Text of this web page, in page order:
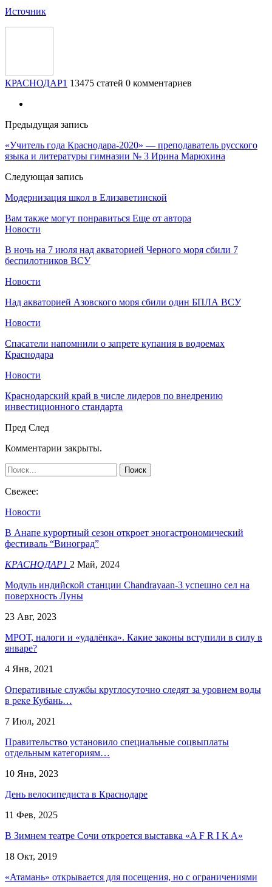
Источник
КРАСНОДАР1 13475 статей 0 комментариев
Предыдущая запись
«Учитель года Краснодара-2020» — преподаватель русского
языка и литературы гимназии № 3 Ирина Марюхина
Следующая запись
Модернизация школ в Елизаветинской
Вам также могут понравиться Еще от автора
Новости
В ночь на 7 июля над акваторией Черного моря сбили 7
беспилотников ВСУ
Новости
Над акваторией Азовского моря сбили один БПЛА ВСУ
Новости
Спасатели напомнили о запрете купания в водоемах
Краснодара
Новости
Краснодарский край в числе лидеров по внедрению
инвестиционного стандарта
Пред След
Комментарии закрыты.
Свежее:
Новости
​В Анапе курортный сезон откроет эногастрономический
фестиваль “Виноград”
КРАСНОДАР1 2 Май, 2024
Модуль индийской станции Chandrayaan-3 успешно сел на
поверхность Луны
23 Авг, 2023
МРОТ, налоги и «удалёнка». Какие законы вступили в силу в
январе?
4 Янв, 2021
Оперативные службы круглосуточно следят за уровнем воды
в реке Кубань…
7 Июл, 2021
Правительство установило специальные соцвыплаты
отдельным категориям…
10 Янв, 2023
День велосипедиста в Краснодаре
11 Фев, 2025
В Зимнем театре Сочи откроется выставка «A F R I K A»
18 Окт, 2019
«Атамань» открывается для посещения, но с ограничениями